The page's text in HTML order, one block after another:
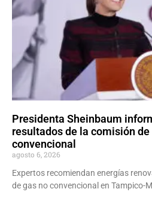
Presidenta Sheinbaum
resultados de la comisión
convencional
agosto 6, 2026
Expertos recomiendan energías
de gas no convencional en Tampico-